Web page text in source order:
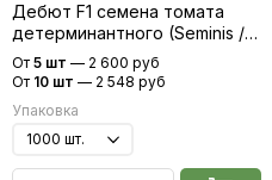
Дебют F1 семена томата
детерминантного (Seminis /
Семинис)
От 5 шт — 2 600 руб
От 10 шт — 2 548 руб
Упаковка